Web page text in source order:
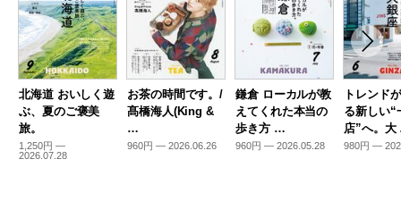
北海道 おいしく遊
ぶ、夏のご褒美
旅。
1,250円 —
2026.07.28
お茶の時間です。/
髙橋海人(King &
…
960円 — 2026.06.26
鎌倉 ローカルが教
えてくれた本当の
歩き方 …
960円 — 2026.05.28
トレンド
る新しい“
店”へ。
980円 —